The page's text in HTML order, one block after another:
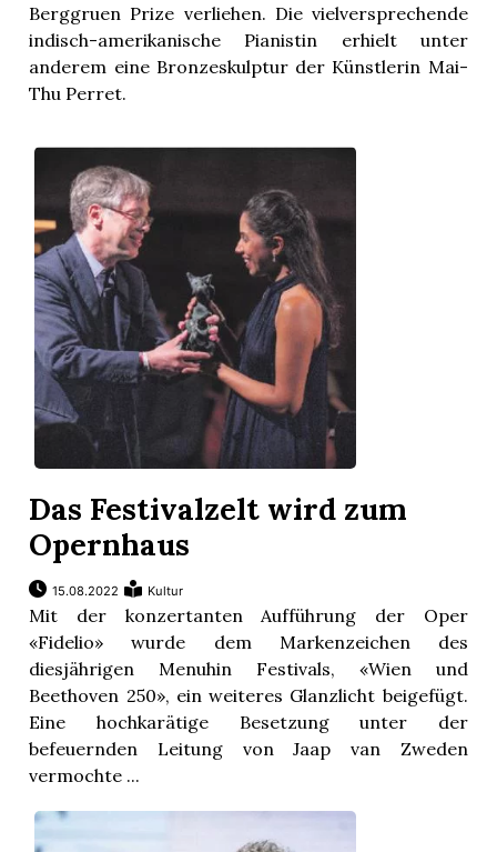
Berggruen Prize verliehen. Die vielversprechende
indisch-amerikanische Pianistin erhielt unter
anderem eine Bronzeskulptur der Künstlerin Mai-
Thu Perret.
Das Festivalzelt wird zum
Opernhaus
15.08.2022 Kultur
Mit der konzertanten Aufführung der Oper
«Fidelio» wurde dem Markenzeichen des
diesjährigen Menuhin Festivals, «Wien und
Beethoven 250», ein weiteres Glanzlicht beigefügt.
Eine hochkarätige Besetzung unter der
befeuernden Leitung von Jaap van Zweden
vermochte ...